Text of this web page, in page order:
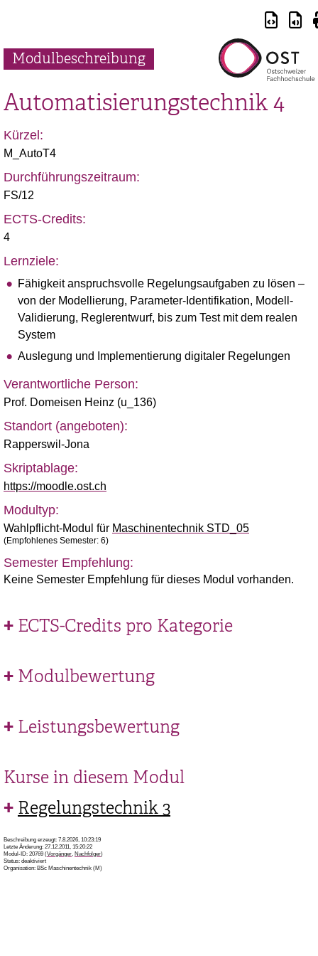
Modulbeschreibung
Automatisierungstechnik 4
Kürzel:
M_AutoT4
Durchführungszeitraum:
FS/12
ECTS-Credits:
4
Lernziele:
Fähigkeit anspruchsvolle Regelungsaufgaben zu lösen –
von der Modellierung, Parameter-Identifikation, Modell-
Validierung, Reglerentwurf, bis zum Test mit dem realen
System
Auslegung und Implementierung digitaler Regelungen
Verantwortliche Person:
Prof. Domeisen Heinz (u_136)
Standort (angeboten):
Rapperswil-Jona
Skriptablage:
https://moodle.ost.ch
Modultyp:
Wahlpflicht-Modul für Maschinentechnik STD_05
(Empfohlenes Semester: 6)
Semester Empfehlung:
Keine Semester Empfehlung für dieses Modul vorhanden.
ECTS-Credits pro Kategorie
Modulbewertung
Leistungsbewertung
Kurse in diesem Modul
Regelungstechnik 3
Beschreibung erzeugt: 7.8.2026, 10:23:19
Letzte Änderung: 27.12.2011, 15:20:22
Modul-ID: 20769 (Vorgänger, Nachfolger)
Status: deaktiviert
Organisation: BSc Maschinentechnik (M)